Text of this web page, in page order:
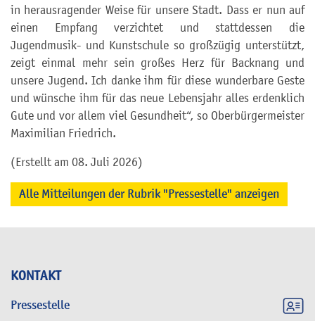
KONTAKT
Pressestelle
in herausragender Weise für unsere Stadt. Dass er nun auf
einen Empfang verzichtet und stattdessen die
Jugendmusik- und Kunstschule so großzügig unterstützt,
zeigt einmal mehr sein großes Herz für Backnang und
unsere Jugend. Ich danke ihm für diese wunderbare Geste
und wünsche ihm für das neue Lebensjahr alles erdenklich
Gute und vor allem viel Gesundheit“, so Oberbürgermeister
Maximilian Friedrich.
(Erstellt am 08. Juli 2026)
Alle Mitteilungen der Rubrik "Pressestelle" anzeigen